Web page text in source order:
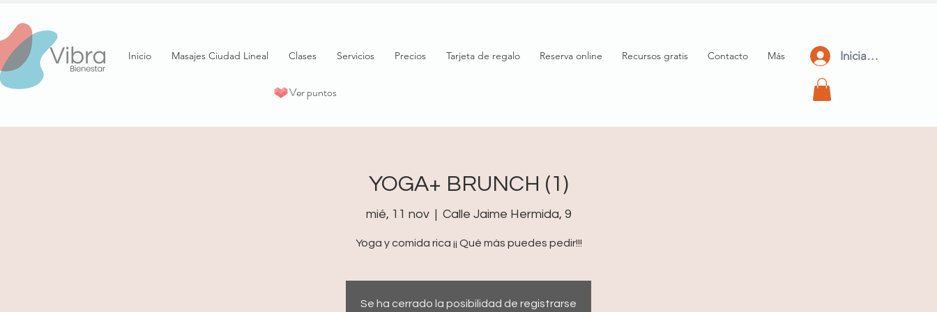
Inicio Masajes Ciudad Lineal Clases Servicios Precios Tarjeta de regalo Reserva online Recursos gratis Contacto Más
Ver puntos
Iniciar Sesión
YOGA+ BRUNCH (1)
mié, 11 nov
  |
Calle Jaime Hermida, 9
Yoga y comida rica ¡¡ Qué más puedes pedir!!!
Se ha cerrado la posibilidad de registrarse